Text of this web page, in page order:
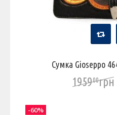
Сумка Gioseppo
195900грн
-60%